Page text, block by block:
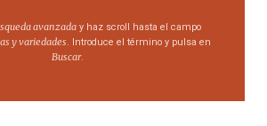
avanzada y haz scroll hasta el campo
y variedades. Introduce el término y pulsa en
Buscar.